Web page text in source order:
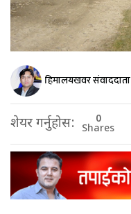
हिमालयखवर संवाददाता
शेयर गर्नुहोस: 0
Shares